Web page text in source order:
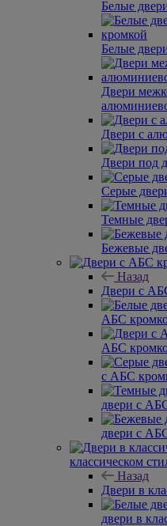
Белые
Белые
Двери
Двери с
Двери под
Серые
Темные
Бежевые
Назад
Двери с
АБС
АБС
с АБС
двери с
двери с
классическом
Назад
Двери в
двери в